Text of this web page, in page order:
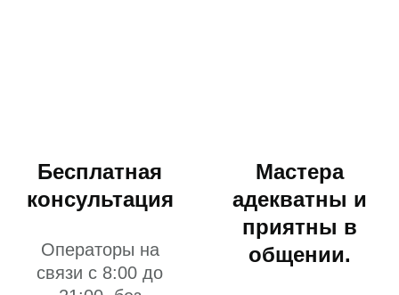
Бесплатная
консультация
Операторы на
связи с 8:00 до
Мастера
адекватны и
приятны в
общении.